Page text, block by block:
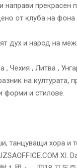
прекрасен
от клуба на
дух и народ на
Чехия , Литва ,
на културата,
форми и стилове.